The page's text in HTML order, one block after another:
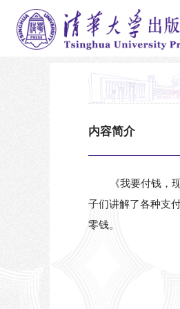
内容简介
《我要付钱，
子们讲解了各种支
零钱。